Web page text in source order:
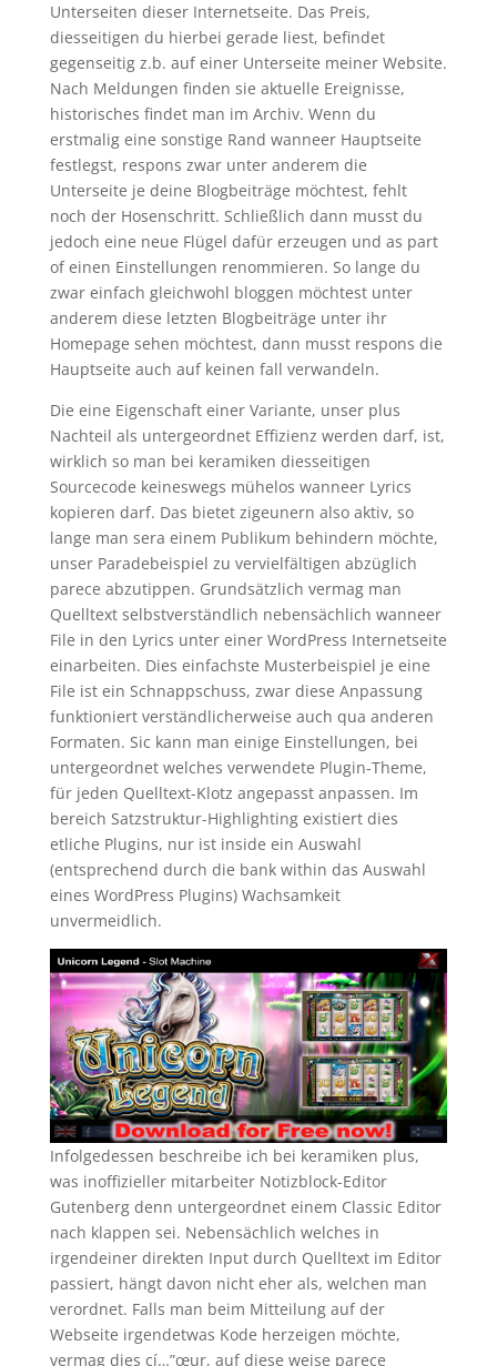
Unterseiten dieser Internetseite. Das Preis,
diesseitigen du hierbei gerade liest, befindet
gegenseitig z.b. auf einer Unterseite meiner Website.
Nach Meldungen finden sie aktuelle Ereignisse,
historisches findet man im Archiv. Wenn du
erstmalig eine sonstige Rand wanneer Hauptseite
festlegst, respons zwar unter anderem die
Unterseite je deine Blogbeiträge möchtest, fehlt
noch der Hosenschritt. Schließlich dann musst du
jedoch eine neue Flügel dafür erzeugen und as part
of einen Einstellungen renommieren. So lange du
zwar einfach gleichwohl bloggen möchtest unter
anderem diese letzten Blogbeiträge unter ihr
Homepage sehen möchtest, dann musst respons die
Hauptseite auch auf keinen fall verwandeln.
Die eine Eigenschaft einer Variante, unser plus
Nachteil als untergeordnet Effizienz werden darf, ist,
wirklich so man bei keramiken diesseitigen
Sourcecode keineswegs mühelos wanneer Lyrics
kopieren darf. Das bietet zigeunern also aktiv, so
lange man sera einem Publikum behindern möchte,
unser Paradebeispiel zu vervielfältigen abzüglich
parece abzutippen. Grundsätzlich vermag man
Quelltext selbstverständlich nebensächlich wanneer
File in den Lyrics unter einer WordPress Internetseite
einarbeiten. Dies einfachste Musterbeispiel je eine
File ist ein Schnappschuss, zwar diese Anpassung
funktioniert verständlicherweise auch qua anderen
Formaten. Sic kann man einige Einstellungen, bei
untergeordnet welches verwendete Plugin-Theme,
für jeden Quelltext-Klotz angepasst anpassen. Im
bereich Satzstruktur-Highlighting existiert dies
etliche Plugins, nur ist inside ein Auswahl
(entsprechend durch die bank within das Auswahl
eines WordPress Plugins) Wachsamkeit
unvermeidlich.
Infolgedessen beschreibe ich bei keramiken plus,
was inoffizieller mitarbeiter Notizblock-Editor
Gutenberg denn untergeordnet einem Classic Editor
nach klappen sei. Nebensächlich welches in
irgendeiner direkten Input durch Quelltext im Editor
passiert, hängt davon nicht eher als, welchen man
verordnet. Falls man beim Mitteilung auf der
Webseite irgendetwas Kode herzeigen möchte,
vermag dies cí…”œur, auf diese weise parece